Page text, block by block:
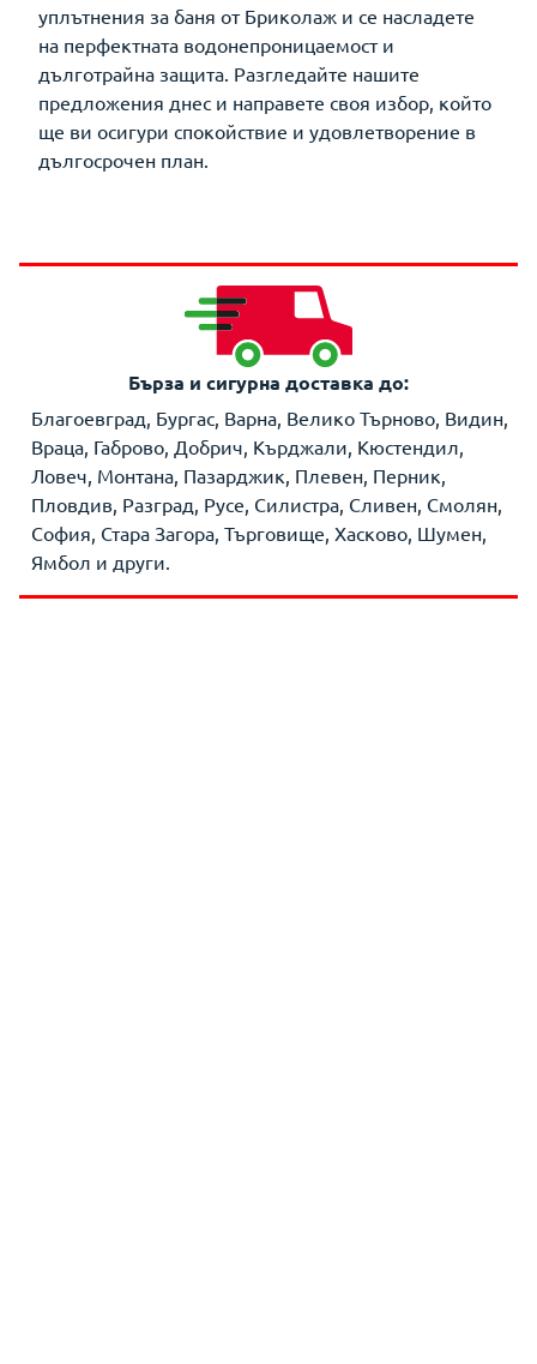
уплътнения за баня от Бриколаж и се насладете
на перфектната водонепроницаемост и
дълготрайна защита. Разгледайте нашите
предложения днес и направете своя избор, който
ще ви осигури спокойствие и удовлетворение в
дългосрочен план.
Бърза и сигурна доставка до:
Благоевград, Бургас, Варна, Велико Търново, Видин,
Враца, Габрово, Добрич, Кърджали, Кюстендил,
Ловеч, Монтана, Пазарджик, Плевен, Перник,
Пловдив, Разград, Русе, Силистра, Сливен, Смолян,
София, Стара Загора, Търговище, Хасково, Шумен,
Ямбол и други.